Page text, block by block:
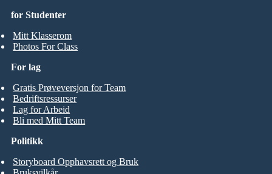
for Studenter
Mitt Klasserom
Photos For Class
For lag
Gratis Prøveversjon for Team
Bedriftsressurser
Lag for Arbeid
Bli med Mitt Team
Politikk
Storyboard Opphavsrett og Bruk